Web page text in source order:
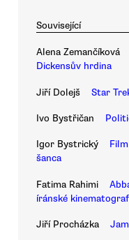
Související
Alena Zemančíková
Dickensův hrdina
Jiří Dolejš Star
Ivo Bystřičan
Igor Bystrický
šanca
Fatima Rahimi
íránské
Jiří Procházka